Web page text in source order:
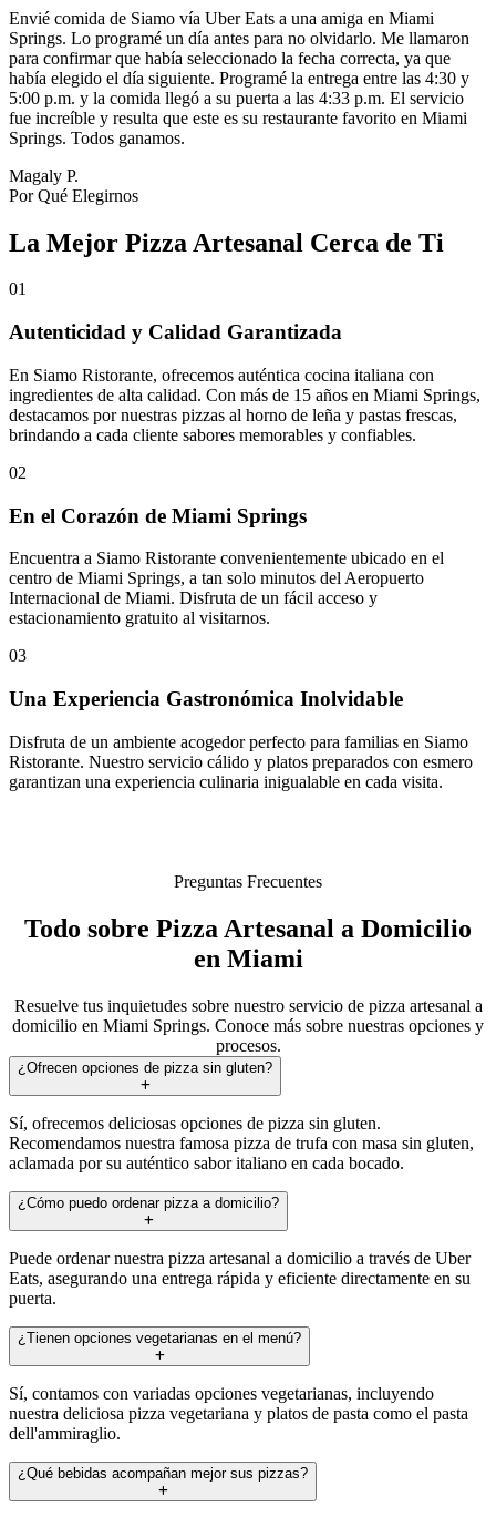
Envié comida de Siamo vía Uber Eats a una amiga en Miami
Springs. Lo programé un día antes para no olvidarlo. Me llamaron
para confirmar que había seleccionado la fecha correcta, ya que
había elegido el día siguiente. Programé la entrega entre las 4:30 y
5:00 p.m. y la comida llegó a su puerta a las 4:33 p.m. El servicio
fue increíble y resulta que este es su restaurante favorito en Miami
Springs. Todos ganamos.
Magaly P.
Por Qué Elegirnos
La Mejor Pizza Artesanal Cerca de Ti
01
Autenticidad y Calidad Garantizada
En Siamo Ristorante, ofrecemos auténtica cocina italiana con
ingredientes de alta calidad. Con más de 15 años en Miami Springs,
destacamos por nuestras pizzas al horno de leña y pastas frescas,
brindando a cada cliente sabores memorables y confiables.
02
En el Corazón de Miami Springs
Encuentra a Siamo Ristorante convenientemente ubicado en el
centro de Miami Springs, a tan solo minutos del Aeropuerto
Internacional de Miami. Disfruta de un fácil acceso y
estacionamiento gratuito al visitarnos.
03
Una Experiencia Gastronómica Inolvidable
Disfruta de un ambiente acogedor perfecto para familias en Siamo
Ristorante. Nuestro servicio cálido y platos preparados con esmero
garantizan una experiencia culinaria inigualable en cada visita.
Preguntas Frecuentes
Todo sobre Pizza Artesanal a Domicilio
en Miami
Resuelve tus inquietudes sobre nuestro servicio de pizza artesanal a
domicilio en Miami Springs. Conoce más sobre nuestras opciones y
procesos.
¿Ofrecen opciones de pizza sin gluten?
Sí, ofrecemos deliciosas opciones de pizza sin gluten.
Recomendamos nuestra famosa pizza de trufa con masa sin gluten,
aclamada por su auténtico sabor italiano en cada bocado.
¿Cómo puedo ordenar pizza a domicilio?
Puede ordenar nuestra pizza artesanal a domicilio a través de Uber
Eats, asegurando una entrega rápida y eficiente directamente en su
puerta.
¿Tienen opciones vegetarianas en el menú?
Sí, contamos con variadas opciones vegetarianas, incluyendo
nuestra deliciosa pizza vegetariana y platos de pasta como el pasta
dell'ammiraglio.
¿Qué bebidas acompañan mejor sus pizzas?